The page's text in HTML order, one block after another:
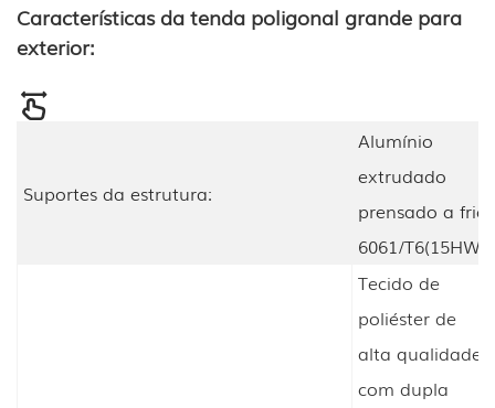
Características da tenda poligonal grande para
exterior:
Suportes da estrutura:
Alumínio
extrudado
prensado a frio
6061/T6(15HW)
Tecido de
poliéster de
alta qualidade
com dupla